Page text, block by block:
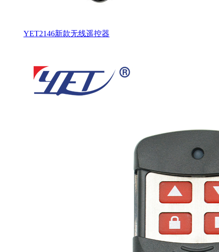
YET2146新款无线遥控器